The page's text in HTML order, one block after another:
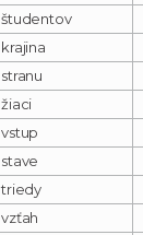
študentov
krajina
stranu
žiaci
vstup
stave
triedy
vzťah